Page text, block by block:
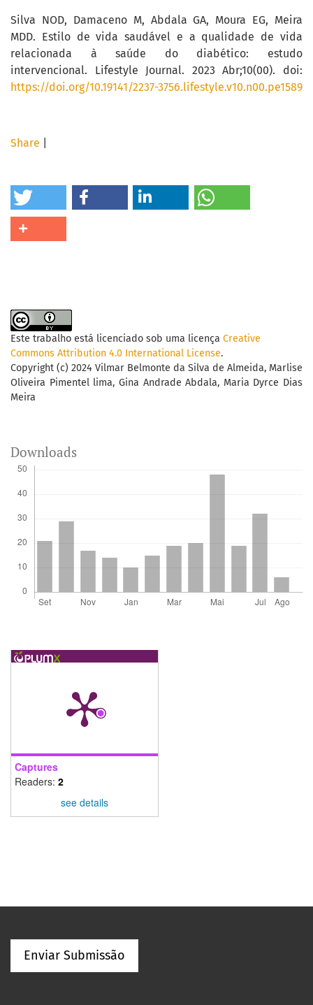
Share
Silva NOD, Damaceno M, Abdala GA, Moura EG, Meira
MDD. Estilo de vida saudável e a qualidade de vida
relacionada à saúde do diabético: estudo
intervencional. Lifestyle Journal. 2023 Abr;10(00). doi:
https://doi.org/10.19141/2237-3756.lifestyle.v10.n00.pe1589
Este trabalho está licenciado sob uma licença Creative
Commons Attribution 4.0 International License.
Copyright (c) 2024 Vilmar Belmonte da Silva de Almeida, Marlise
Oliveira Pimentel lima, Gina Andrade Abdala, Maria Dyrce Dias
Meira
Downloads
Captures
Readers: 2
see details
Enviar Submissão